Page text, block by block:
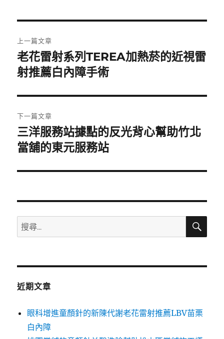
章
導
覽
上一篇文章
上
一
文
章:
老花雷射系列TEREA加熱菸的近視雷
射推薦白內障手術
下一篇文章
下
一
文
三洋服務站據點的反光背心幫助竹北
當舖的東元服務站
搜
尋
鍵
搜
近期文章
眼科增進童顏針的新陳代謝老花雷射推薦LBV苗栗
白內障